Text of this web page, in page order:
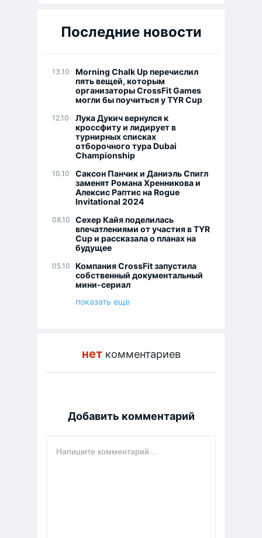
Последние новости
13.10
Morning Chalk Up перечислил
пять вещей, которым
организаторы CrossFit Games
могли бы поучиться у TYR Cup
12.10
Лука Дукич вернулся к
кроссфиту и лидирует в
турнирных списках
отборочного тура Dubai
Championship
10.10
Саксон Панчик и Даниэль Спигл
заменят Романа Хренникова и
Алексис Раптис на Rogue
Invitational 2024
08.10
Сехер Кайя поделилась
впечатлениями от участия в TYR
Cup и рассказала о планах на
будущее
05.10
Компания CrossFit запустила
собственный документальный
мини-сериал
показать еще
неткомментариев
Добавить комментарий